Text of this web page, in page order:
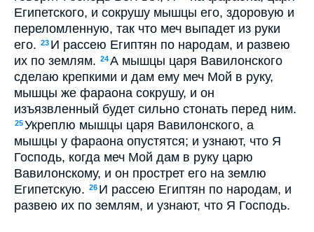
Египетского, и сокрушу мышцы его, здоровую и
переломленную, так что меч выпадет из руки
его. 23 И рассею Египтян по народам, и развею
их по землям. 24А мышцы царя Вавилонского
сделаю крепкими и дам ему меч Мой в руку,
мышцы же фараона сокрушу, и он
изъязвленный будет сильно стонать перед ним.
25Укреплю мышцы царя Вавилонского, а
мышцы у фараона опустятся; и узнают, что Я
Господь, когда меч Мой дам в руку царю
Вавилонскому, и он прострет его на землю
Египетскую. 26 И рассею Египтян по народам, и
развею их по землям, и узнают, что Я Господь.